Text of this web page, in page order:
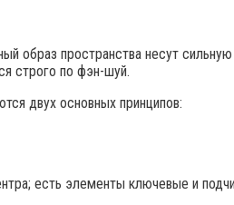
образ пространства несут
строго по фэн-шуй.
двух основных принципов:
есть элементы ключевые и